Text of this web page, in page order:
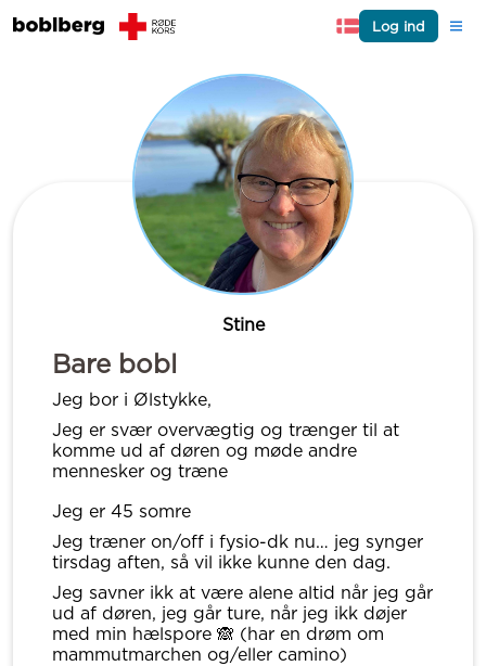
Log ind
Stine
Bare bobl
Jeg bor i Ølstykke,
Jeg er svær overvægtig og trænger til at
komme ud af døren og møde andre
mennesker og træne
Jeg er 45 somre
Jeg træner on/off i fysio-dk nu… jeg synger
tirsdag aften, så vil ikke kunne den dag.
Jeg savner ikk at være alene altid når jeg går
ud af døren, jeg går ture, når jeg ikk døjer
med min hælspore 🙈 (har en drøm om
mammutmarchen og/eller camino)